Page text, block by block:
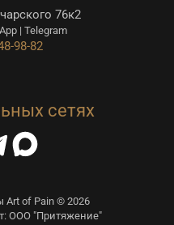
76к2
| Telegram
98-82
сетях
of Pain © 2026
ООО "Притяжение"